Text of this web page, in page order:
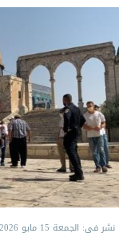
نشر في: الجمعة 15 مايو 2026 - 1:00 م